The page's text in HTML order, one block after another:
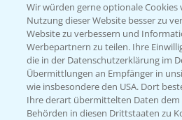
Hilfe in Notfällen
T.+49 (0)214/30-
Wir würden gerne optionale
Nutzung dieser Website besser zu
Website zu verbessern und
Werbepartnern zu teilen. Ihre
die in der Datenschutzerklärung im
Übermittlungen an Empfänger in
wie insbesondere den USA. Dort
Ihre derart übermittelten Daten dem
Behörden in diesen Drittstaaten zu